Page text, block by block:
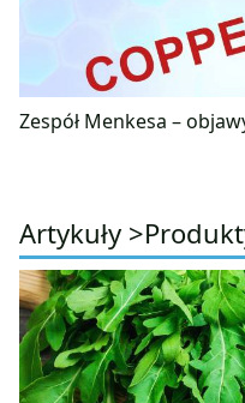
Zespół Menkesa –
Artykuły >